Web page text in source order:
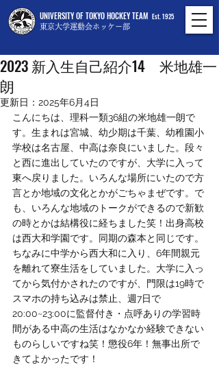
UNIVERSITY OF TOKYO HOCKEY TEAM
東京大学運動会ホッケー部
Est. 1925
2023 新入生自己紹介14 米地雄一
朗
更新日： 2025年6月4日
こんにちは、理科一類36組の米地雄一朗で
す。生まれは宮城、幼少期は千葉、幼稚園小
学校は名古屋、中高は奈良にいました。段々
と西に進出していたのですが、大学に入って
東へ戻りました。いろんな場所にいたので方
言とか地域の文化とかがごちゃまぜです。で
も、いろんな地域のトークができるので新歓
の時とかは結構役に経ちました笑！出身高校
は西大和学園です。同期の森本と同じです。
ちなみに中学から西大和に入り、6年間親元
を離れて寮生活をしていました。大学に入っ
てから気付かされたのですが、門限は19時で
スマホの持ち込みは禁止、週7日で
20:00~23:00に監督付き・点呼ありの学習時
間がある中高の生活はなかなか経験できない
ものらしいですね笑！懲役6年！無事出所で
きてよかったです！